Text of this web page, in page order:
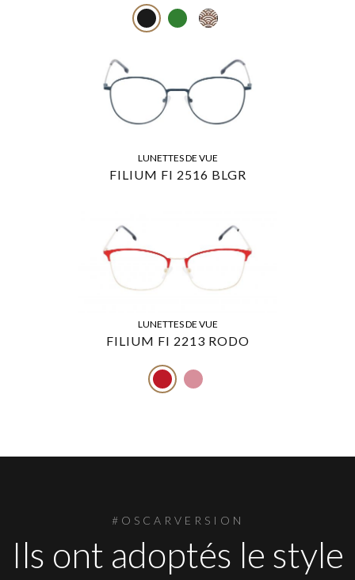
LUNETTES DE VUE
FILIUM FI 2516 BLGR
LUNETTES DE VUE
FILIUM FI 2213 RODO
#OSCARVERSION
Ils ont adoptés le style